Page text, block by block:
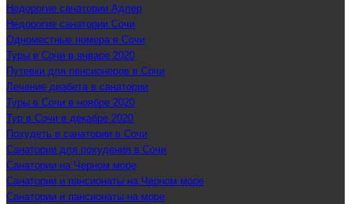
Недорогие санатории Адлер
Недорогие санатории Сочи
Одноместные номера в Сочи
Туры в Сочи в январе 2020
Путевки для пенсионеров в Сочи
Лечение диабета в санатории
Туры в Сочи в ноябре 2020
Тур в Сочи в декабре 2020
Похудеть в санатории в Сочи
Санатории для похудения в Сочи
Санатории на Черном море
Санатории и пансионаты на Черном море
Санатории и пансионаты на море